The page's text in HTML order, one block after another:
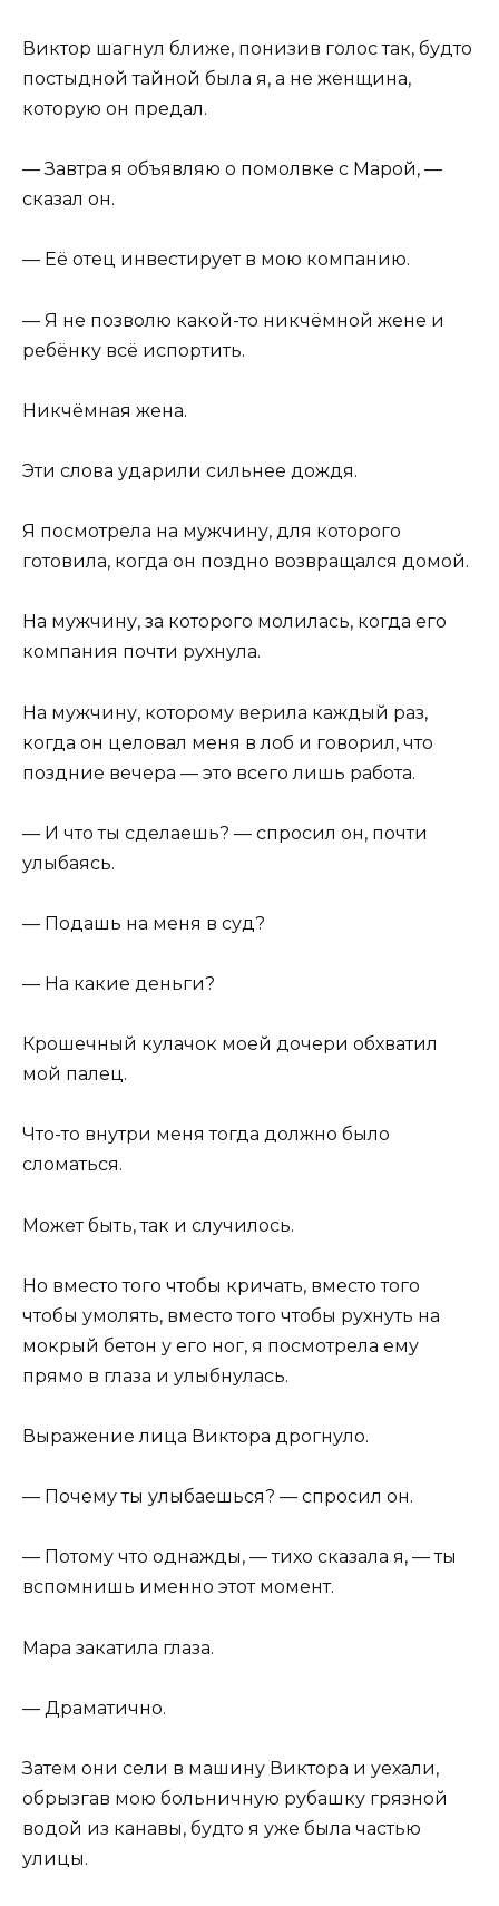
Виктор шагнул ближе, понизив голос так, будто
постыдной тайной была я, а не женщина,
которую он предал.
— Завтра я объявляю о помолвке с Марой, —
сказал он.
— Её отец инвестирует в мою компанию.
— Я не позволю какой-то никчёмной жене и
ребёнку всё испортить.
Никчёмная жена.
Эти слова ударили сильнее дождя.
Я посмотрела на мужчину, для которого
готовила, когда он поздно возвращался домой.
На мужчину, за которого молилась, когда его
компания почти рухнула.
На мужчину, которому верила каждый раз,
когда он целовал меня в лоб и говорил, что
поздние вечера — это всего лишь работа.
— И что ты сделаешь? — спросил он, почти
улыбаясь.
— Подашь на меня в суд?
— На какие деньги?
Крошечный кулачок моей дочери обхватил
мой палец.
Что-то внутри меня тогда должно было
сломаться.
Может быть, так и случилось.
Но вместо того чтобы кричать, вместо того
чтобы умолять, вместо того чтобы рухнуть на
мокрый бетон у его ног, я посмотрела ему
прямо в глаза и улыбнулась.
Выражение лица Виктора дрогнуло.
— Почему ты улыбаешься? — спросил он.
— Потому что однажды, — тихо сказала я, — ты
вспомнишь именно этот момент.
Мара закатила глаза.
— Драматично.
Затем они сели в машину Виктора и уехали,
обрызгав мою больничную рубашку грязной
водой из канавы, будто я уже была частью
улицы.